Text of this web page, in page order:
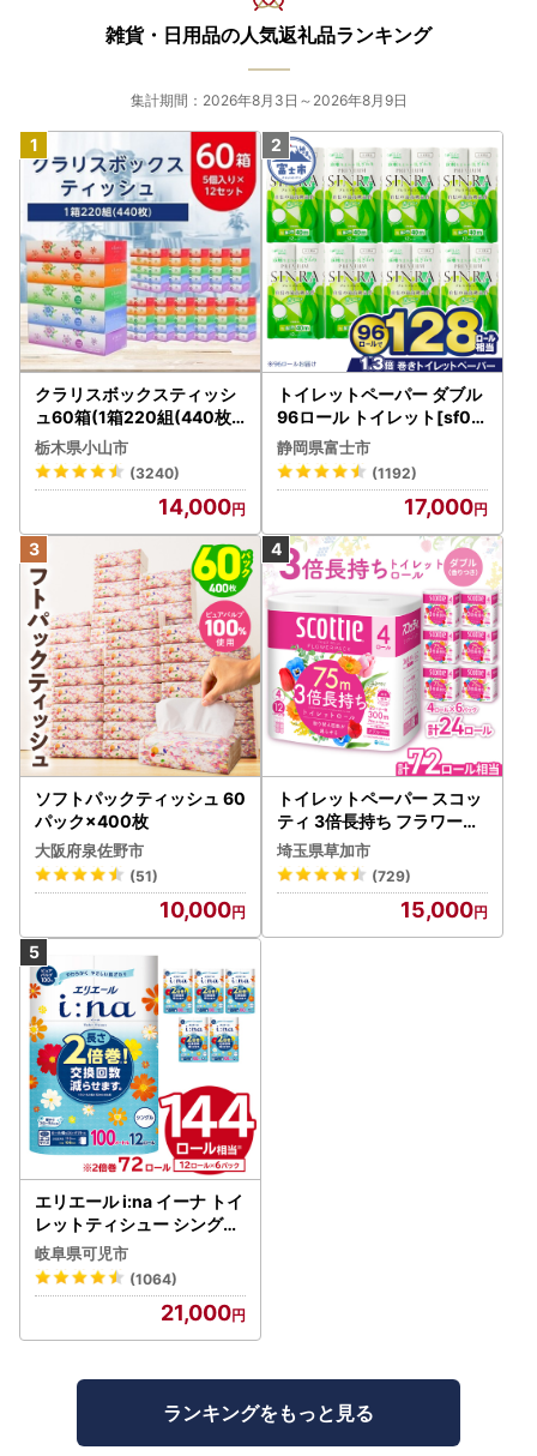
雑貨・日用品の人気返礼品ランキング
集計期間：2026年8月3日～2026年8月9日
クラリスボックスティッシ
ュ60箱(1箱220組(440枚))
(5個入り×12セット)【配送
不可地域：離島・沖縄県】
【1256759】
栃木県小山市
(3240)
14,000
トイレットペーパー ダブル
96ロール トイレット[sf00
1-012]
静岡県富士市
(1192)
17,000
ソフトパックティッシュ 60
パック×400枚
大阪府泉佐野市
(51)
10,000
トイレットペーパー スコッ
ティ 3倍長持ち フラワーパ
ック 4ロール×6P
埼玉県草加市
(729)
15,000
エリエール i:na イーナ トイ
レットティシュー シングル
100巻 12ロール×6P【009
5-005】トイレットペーパ
ー
岐阜県可児市
(1064)
21,000
ランキングをもっと見る